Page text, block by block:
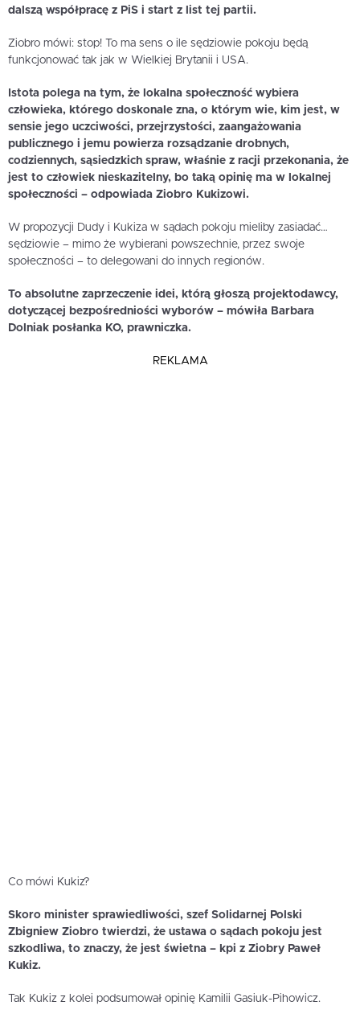
dalszą współpracę z PiS i start z list tej partii.
Ziobro mówi: stop! To ma sens o ile sędziowie pokoju będą
funkcjonować tak jak w Wielkiej Brytanii i USA.
Istota polega na tym, że lokalna społeczność wybiera
człowieka, którego doskonale zna, o którym wie, kim jest, w
sensie jego uczciwości, przejrzystości, zaangażowania
publicznego i jemu powierza rozsądzanie drobnych,
codziennych, sąsiedzkich spraw, właśnie z racji przekonania, że
jest to człowiek nieskazitelny, bo taką opinię ma w lokalnej
społeczności – odpowiada Ziobro Kukizowi.
W propozycji Dudy i Kukiza w sądach pokoju mieliby zasiadać…
sędziowie – mimo że wybierani powszechnie, przez swoje
społeczności – to delegowani do innych regionów.
To absolutne zaprzeczenie idei, którą głoszą projektodawcy,
dotyczącej bezpośredniości wyborów – mówiła Barbara
Dolniak posłanka KO, prawniczka.
REKLAMA
Co mówi Kukiz?
Skoro minister sprawiedliwości, szef Solidarnej Polski
Zbigniew Ziobro twierdzi, że ustawa o sądach pokoju jest
szkodliwa, to znaczy, że jest świetna – kpi z Ziobry Paweł
Kukiz.
Tak Kukiz z kolei podsumował opinię Kamilii Gasiuk-Pihowicz.